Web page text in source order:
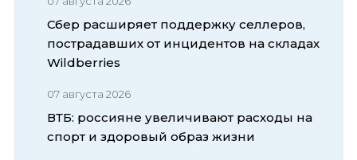
Сбер расширяет поддержку селлеров,
пострадавших от инцидентов на складах
Wildberries
07 августа 2026
ВТБ: россияне увеличивают расходы на
спорт и здоровый образ жизни